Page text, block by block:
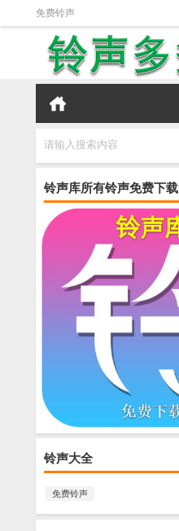
免费铃声
请输入搜索内容
铃声库所有铃声免费下载
铃声大全
免费铃声